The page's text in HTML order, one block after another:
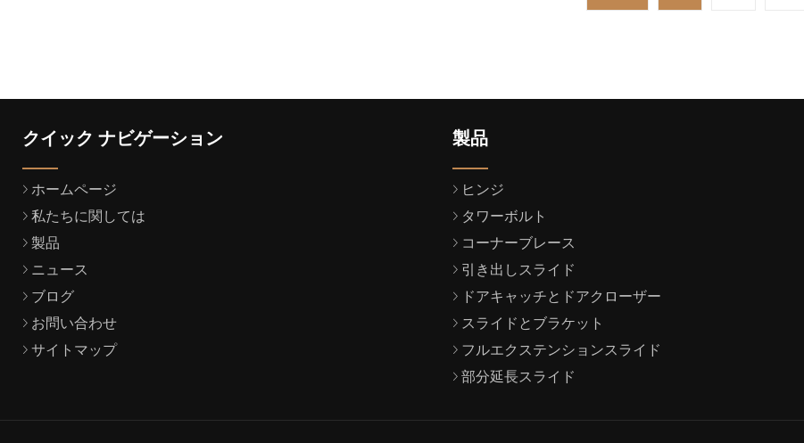
クイック ナビゲーション
ホームページ
私たちに関しては
製品
ニュース
ブログ
お問い合わせ
サイトマップ
製品
ヒンジ
タワーボルト
コーナーブレース
引き出しスライド
ドアキャッチとドアクローザー
スライドとブラケット
フルエクステンションスライド
部分延長スライド